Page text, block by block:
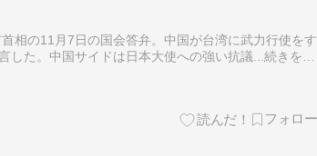
相の11月7日の国会答弁。中国が台湾に武力行使をす
た。中国サイドは日本大使への強い抗議...続きを読